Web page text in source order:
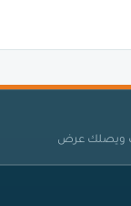
ويصلك عرض